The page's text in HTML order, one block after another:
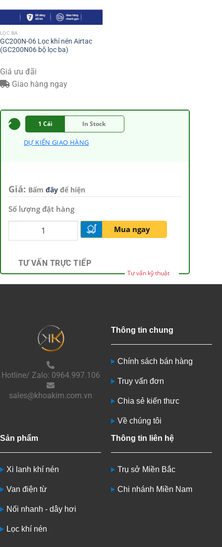
LỌC BA
GC200N-06 Lọc khí nén Airtac
(GC200N06 bộ lọc ba)
Giá ưu đãi
Giao hàng ngay
1 Cái In Stock
DỰ KIẾN GIAO HÀNG
Giá: Bấm đây để hiện
Số lượng đặt hàng
Mua ngay
TƯ VẤN TRỰC TIẾP
Tư vấn kỹ thuật
Hotline/ Zalo: 0964.997.106
sales@khoakim.com.vn
Thông tin chung
Chính sách bán hàng
Truy vấn đơn
Chia sẻ kiến thưc
Về chúng tôi
Sản phẩm
Xi lanh khí nén
Van điện từ
Nối nhanh - dây hơi
Lọc khí nén
Thông tin liên hệ
Trụ sở Miền Bắc
Chi nhánh Miền Nam